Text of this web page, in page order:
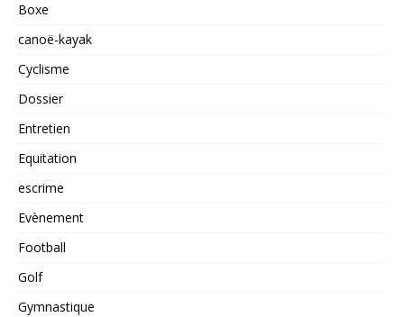
Boxe
canoë-kayak
Cyclisme
Dossier
Entretien
Equitation
escrime
Evènement
Football
Golf
Gymnastique